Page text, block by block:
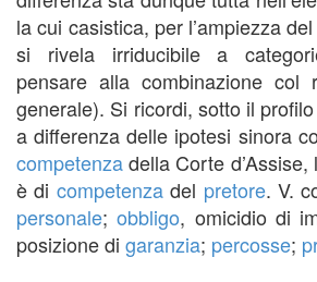
la cui casistica, per l’ampiezza
si rivela irriducibile a
pensare alla combinazione col
generale). Si ricordi, sotto il
a differenza delle ipotesi sinora
competenzadella Corte d’Assise,
è di competenzadel pretore. V.
personale;obbligo, omicidio di
posizione di garanzia; percosse;